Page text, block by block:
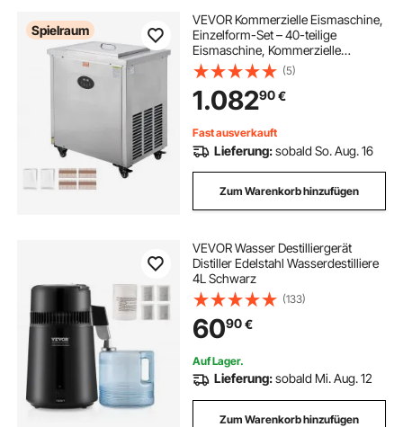
Spielraum
VEVOR Kommerzielle Eismaschine,
Einzelform-Set – 40-teilige
Eismaschine, Kommerzielle
Eismaschine aus Edelstahl für den
Stiel, Eismaschine für Eisstäbchen
für Bars, Cafés, Milchteeläden
(5)
1.08290€
Fast ausverkauft
Lieferung:sobald So. Aug. 16
Zum Warenkorb hinzufügen
VEVOR Wasser Destilliergerät
Distiller Edelstahl Wasserdestilliere
4L Schwarz
(133)
6090€
Auf Lager.
Lieferung:sobald Mi. Aug. 12
Zum Warenkorb hinzufügen